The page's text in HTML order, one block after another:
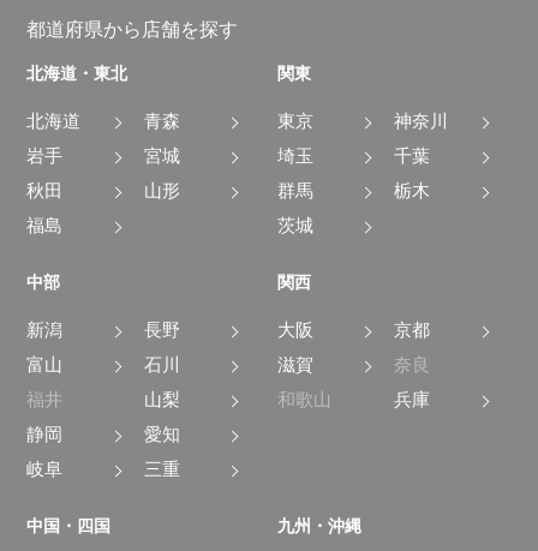
都道府県から店舗を探す
北海道・東北
北海道
青森
岩手
宮城
秋田
山形
福島
関東
東京
神奈川
埼玉
千葉
群馬
栃木
茨城
中部
新潟
長野
富山
石川
福井
山梨
静岡
愛知
岐阜
三重
関西
大阪
京都
滋賀
奈良
和歌山
兵庫
中国・四国 九州・沖縄